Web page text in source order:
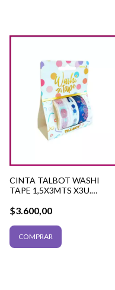
CINTA TALBOT WASHI
TAPE 1,5X3MTS X3U.
$3.600,00